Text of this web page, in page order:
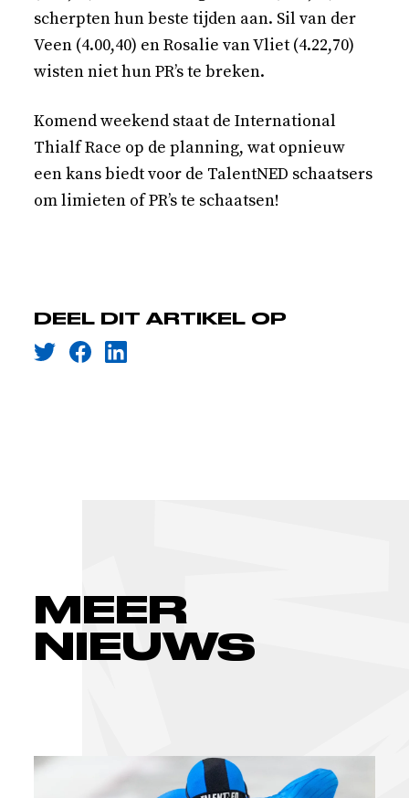
scherpten hun beste tijden aan. Sil van der
Veen (4.00,40) en Rosalie van Vliet (4.22,70)
wisten niet hun PR’s te breken.
Komend weekend staat de International
Thialf Race op de planning, wat opnieuw
een kans biedt voor de TalentNED schaatsers
om limieten of PR’s te schaatsen!
DEEL DIT ARTIKEL OP
MEER
NIEUWS